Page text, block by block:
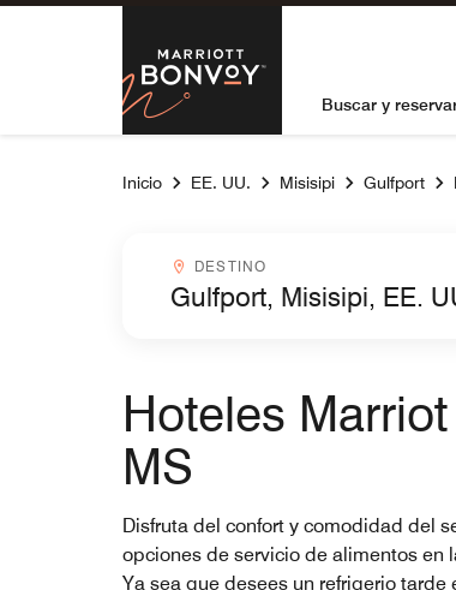
Skip to Content
Marriott
Buscar y
Inicio EE. UU. Misisipi Gulfport
Destinocombobox
DESTINO
Hoteles
MS
Disfruta del confort y comodidad del
opciones de servicio de alimentos
Ya sea que desees un refrigerio